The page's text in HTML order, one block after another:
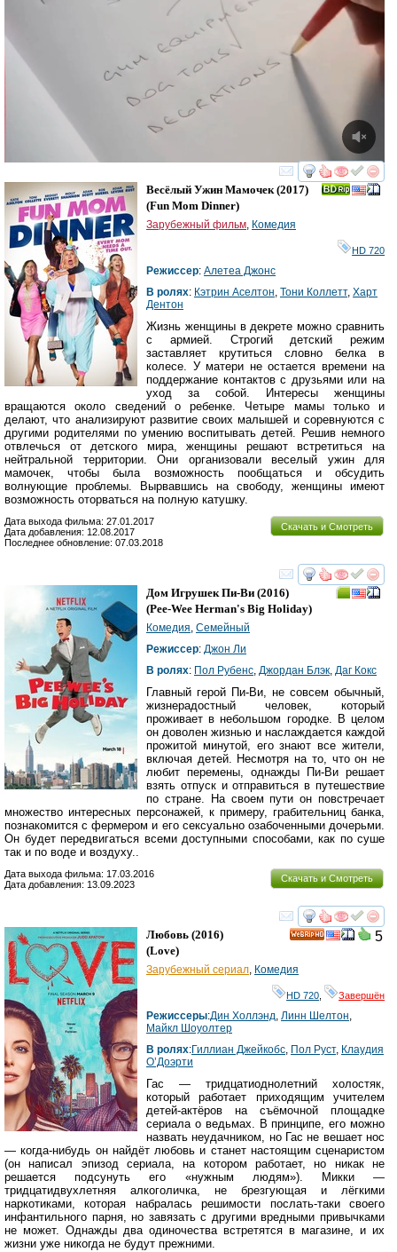
смотреть
Весёлый Ужин Мамочек(2017)
(Fun Mom Dinner)
Зарубежный фильм, Комедия
HD 720
Режиссер: Алетеа Джонс
В ролях: Кэтрин Аселтон, Тони Коллетт, Харт
Дентон
Жизнь женщины в декрете можно сравнить
с армией. Строгий детский режим
заставляет крутиться словно белка в
колесе. У матери не остается времени на
поддержание контактов с друзьями или на
уход за собой. Интересы женщины
вращаются около сведений о ребенке. Четыре мамы только и
делают, что анализируют развитие своих малышей и соревнуются с
другими родителями по умению воспитывать детей. Решив немного
отвлечься от детского мира, женщины решают встретиться на
нейтральной территории. Они организовали веселый ужин для
мамочек, чтобы была возможность пообщаться и обсудить
волнующие проблемы. Вырвавшись на свободу, женщины имеют
возможность оторваться на полную катушку.
Скачать и Смотреть
Дата выхода фильма: 27.01.2017
Дата добавления: 12.08.2017
Последнее обновление: 07.03.2018
смотреть
Дом Игрушек Пи-Ви (2016)
(Pee-Wee Herman's Big Holiday)
Комедия, Семейный
Режиссер: Джон Ли
В ролях: Пол Рубенс, Джордан Блэк, Даг Кокс
Главный герой Пи-Ви, не совсем обычный,
жизнерадостный человек, который
проживает в небольшом городке. В целом
он доволен жизнью и наслаждается каждой
прожитой минутой, его знают все жители,
включая детей. Несмотря на то, что он не
любит перемены, однажды Пи-Ви решает
взять отпуск и отправиться в путешествие
по стране. На своем пути он повстречает
множество интересных персонажей, к примеру, грабительниц банка,
познакомится с фермером и его сексуально озабоченными дочерьми.
Он будет передвигаться всеми доступными способами, как по суше
так и по воде и воздуху..
Скачать и Смотреть
Дата выхода фильма: 17.03.2016
Дата добавления: 13.09.2023
смотреть
5
Любовь (2016)
(Love)
Зарубежный сериал, Комедия
HD 720 Завершён
Режиссеры:Дин Холлэнд, Линн Шелтон,
Майкл Шоуолтер
В ролях:Гиллиан Джейкобс, Пол Руст, Клаудия
О’Доэрти
Гас — тридцатиоднолетний холостяк,
который работает приходящим учителем
детей-актёров на съёмочной площадке
сериала о ведьмах. В принципе, его можно
назвать неудачником, но Гас не вешает нос
— когда-нибудь он найдёт любовь и станет настоящим сценаристом
(он написал эпизод сериала, на котором работает, но никак не
решается подсунуть его «нужным людям»). Микки —
тридцатидвухлетняя алкоголичка, не брезгующая и лёгкими
наркотиками, которая набралась решимости послать-таки своего
инфантильного парня, но завязать с другими вредными привычками
не может. Однажды два одиночества встретятся в магазине, и их
жизни уже никогда не будут прежними.